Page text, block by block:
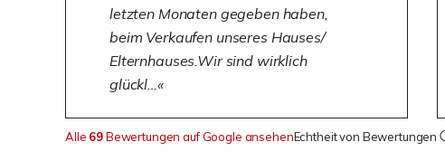
letzten Monaten gegeben haben,
beim Verkaufen unseres Hauses/
Elternhauses.Wir sind wirklich
glückl…
Alle 69Bewertungen auf Google ansehenEchtheit von Bewertungen